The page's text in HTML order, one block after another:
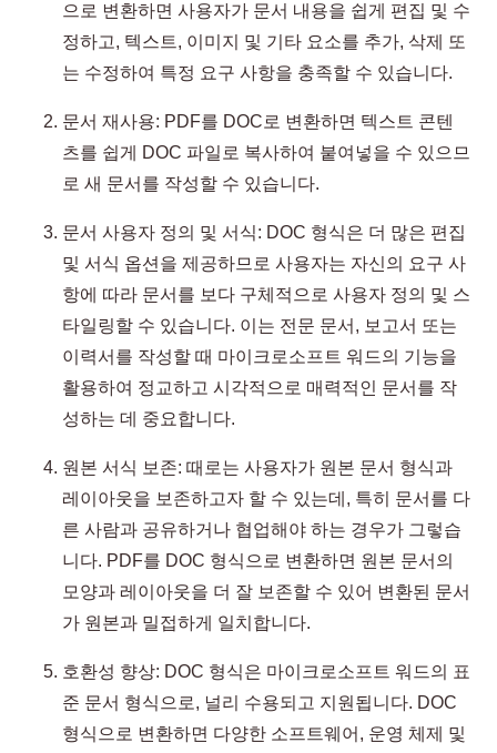
으로 변환하면 사용자가 문서 내용을 쉽게 편집 및 수
정하고, 텍스트, 이미지 및 기타 요소를 추가, 삭제 또
는 수정하여 특정 요구 사항을 충족할 수 있습니다.
문서 재사용: PDF를 DOC로 변환하면 텍스트 콘텐
츠를 쉽게 DOC 파일로 복사하여 붙여넣을 수 있으므
로 새 문서를 작성할 수 있습니다.
문서 사용자 정의 및 서식: DOC 형식은 더 많은 편집
및 서식 옵션을 제공하므로 사용자는 자신의 요구 사
항에 따라 문서를 보다 구체적으로 사용자 정의 및 스
타일링할 수 있습니다. 이는 전문 문서, 보고서 또는
이력서를 작성할 때 마이크로소프트 워드의 기능을
활용하여 정교하고 시각적으로 매력적인 문서를 작
성하는 데 중요합니다.
원본 서식 보존: 때로는 사용자가 원본 문서 형식과
레이아웃을 보존하고자 할 수 있는데, 특히 문서를 다
른 사람과 공유하거나 협업해야 하는 경우가 그렇습
니다. PDF를 DOC 형식으로 변환하면 원본 문서의
모양과 레이아웃을 더 잘 보존할 수 있어 변환된 문서
가 원본과 밀접하게 일치합니다.
호환성 향상: DOC 형식은 마이크로소프트 워드의 표
준 문서 형식으로, 널리 수용되고 지원됩니다. DOC
형식으로 변환하면 다양한 소프트웨어, 운영 체제 및